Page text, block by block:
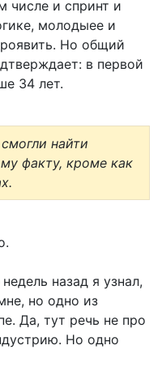
числе и спринт и
молодыее и
Но общий
в первой
34 лет.
найти
факту, кроме как
назад я узнал,
но одно из
Да, тут речь не про
Но одно